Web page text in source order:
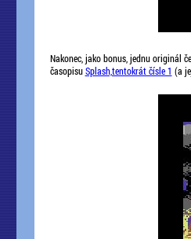
Nakonec, jako bonus, jednu originál
časopisuSplash,tentokrát čísle 1 (a